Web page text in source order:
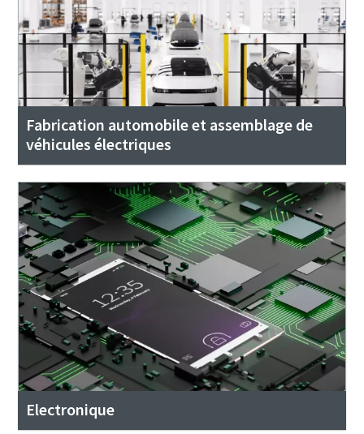
Tout voir
Tout voir
Fabrication automobile et assemblage de
véhicules électriques
Electronique